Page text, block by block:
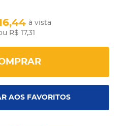
R$ 17,31
à vista
AOS FAVORITOS